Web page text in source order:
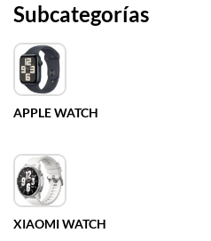
Subcategorías
APPLE WATCH
XIAOMI WATCH